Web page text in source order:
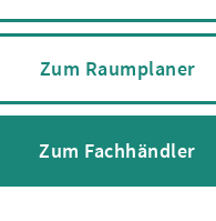
Zum Raumplaner
Zum Fachhändler